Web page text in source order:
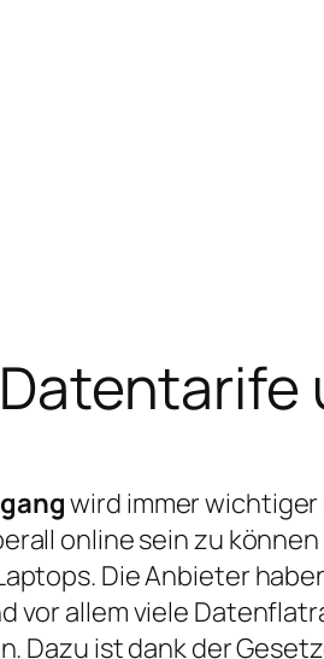
wird immer
online sein zu
Die Anbieter
vor allem viele
Dazu ist dank der